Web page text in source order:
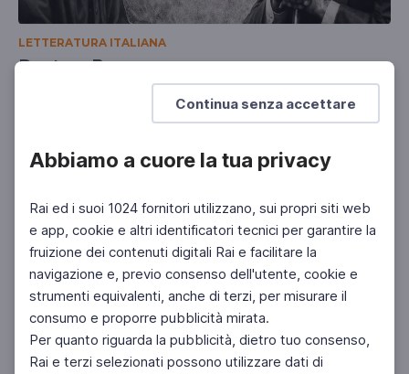
Continua senza accettare
Abbiamo a cuore la tua privacy
Rai ed i suoi 1024 fornitori utilizzano, sui propri siti web
e app, cookie e altri identificatori tecnici per garantire la
fruizione dei contenuti digitali Rai e facilitare la
navigazione e, previo consenso dell'utente, cookie e
strumenti equivalenti, anche di terzi, per misurare il
consumo e proporre pubblicità mirata.
Per quanto riguarda la pubblicità, dietro tuo consenso,
Rai e terzi selezionati possono utilizzare dati di
LETTERATURA ITALIANA
Dante e Borges
Javier Roberto González a Palazzo Firenze